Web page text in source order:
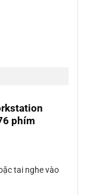
phím
tai nghe vào